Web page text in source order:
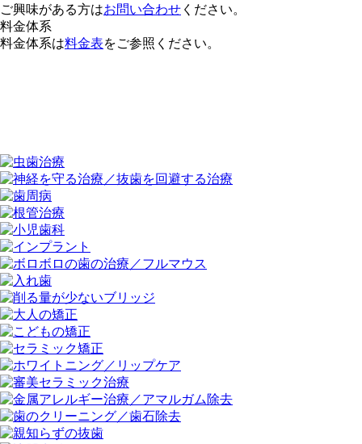
ご興味がある方はお問い合わせ ください。
料金体系
料金体系は料金表をご参照ください。